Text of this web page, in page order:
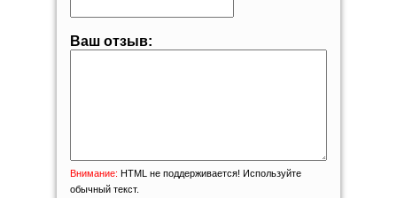
Ваш отзыв:
Внимание: HTML не поддерживается! Используйте
обычный текст.